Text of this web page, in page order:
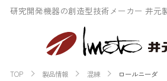
TOP 製品情報 混練 ロールニーダ